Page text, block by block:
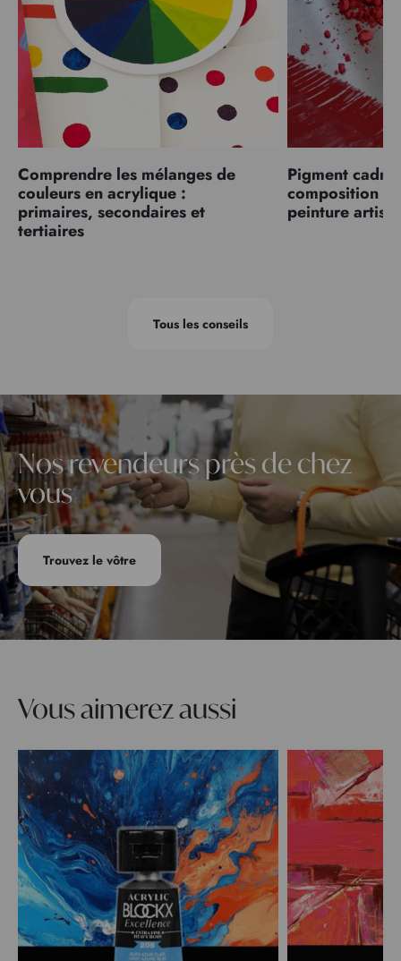
Comprendre les mélanges de
couleurs en acrylique :
primaires, secondaires et
tertiaires
Pigment
composition
peinture
Tous les conseils
Nos revendeurs près de chez
vous
Trouvez le vôtre
Vous aimerez aussi